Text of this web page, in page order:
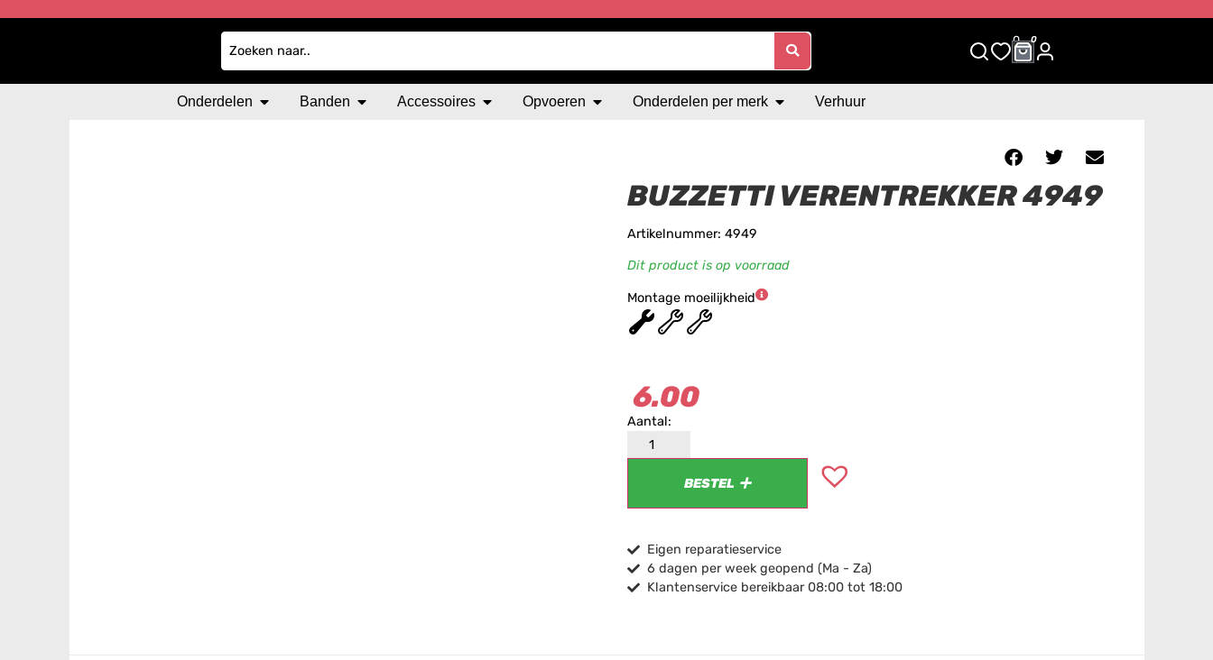
0 0
Onderdelen Banden Accessoires Opvoeren Onderdelen per merk Verhuur
BUZZETTI VERENTREKKER 4949
Artikelnummer: 4949
Dit product is op voorraad
Montage moeilijkheid
★★★
6.00
BESTEL
Eigen reparatieservice
6 dagen per week geopend (Ma - Za)
Klantenservice bereikbaar 08:00 tot 18:00